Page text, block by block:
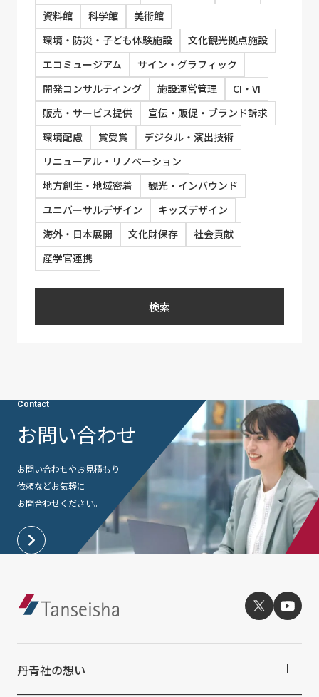
資料館
科学館
美術館
環境・防災・子ども体験施設
文化観光拠点施設
エコミュージアム
サイン・グラフィック
開発コンサルティング
施設運営管理
CI・VI
販売・サービス提供
宣伝・販促・ブランド訴求
環境配慮
賞受賞
デジタル・演出技術
リニューアル・リノベーション
地方創生・地域密着
観光・インバウンド
ユニバーサルデザイン
キッズデザイン
海外・日本展開
文化財保存
社会貢献
産学官連携
検索
Contact
お問い合わせ
お問い合わせやお見積もり
依頼などお気軽に
お問合わせください。
丹青社の想い